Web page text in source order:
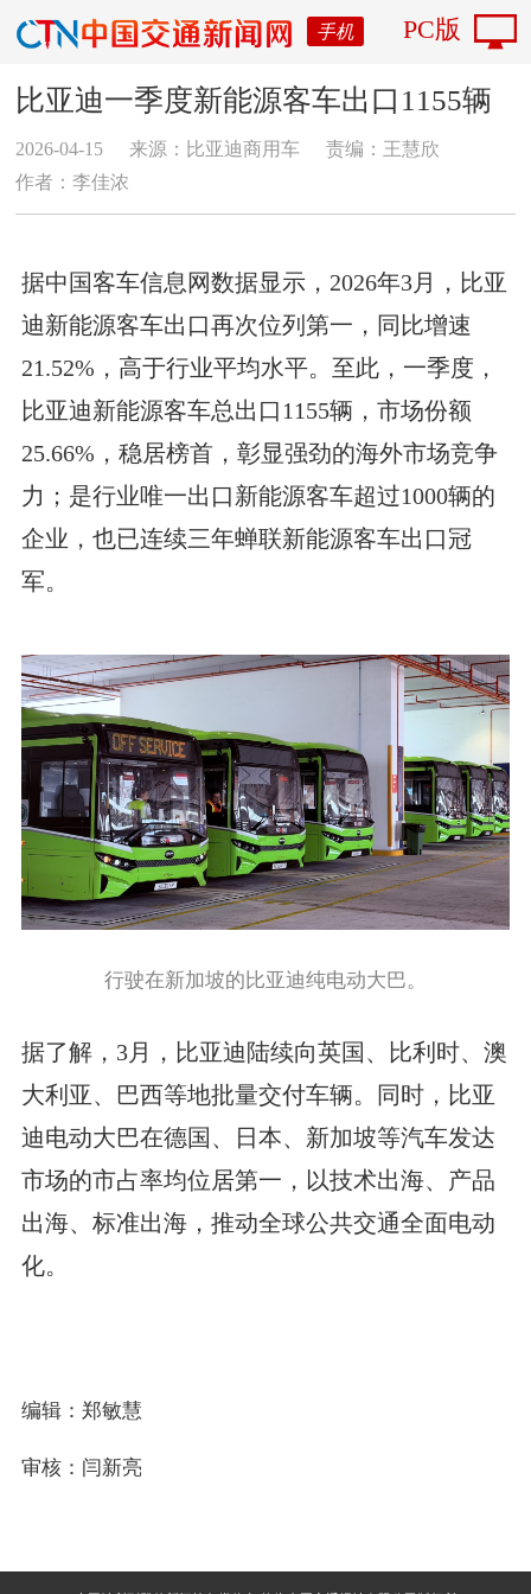
手机 PC版
比亚迪一季度新能源客车出口1155辆
2026-04-15 来源：比亚迪商用车
责编：王慧欣
作者：李佳浓
据中国客车信息网数据显示，2026年3月，比亚
迪新能源客车出口再次位列第一，同比增速
21.52%，高于行业平均水平。至此，一季度，
比亚迪新能源客车总出口1155辆，市场份额
25.66%，稳居榜首，彰显强劲的海外市场竞争
力；是行业唯一出口新能源客车超过1000辆的
企业，也已连续三年蝉联新能源客车出口冠
军。
行驶在新加坡的比亚迪纯电动大巴。
据了解，3月，比亚迪陆续向英国、比利时、澳
大利亚、巴西等地批量交付车辆。同时，比亚
迪电动大巴在德国、日本、新加坡等汽车发达
市场的市占率均位居第一，以技术出海、产品
出海、标准出海，推动全球公共交通全面电动
化。
编辑：郑敏慧
审核：闫新亮